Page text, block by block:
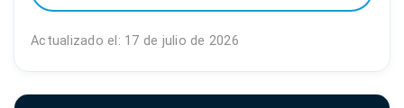
Actualizado el: 17 de julio de 2026